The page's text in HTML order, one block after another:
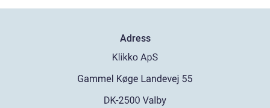
Adress